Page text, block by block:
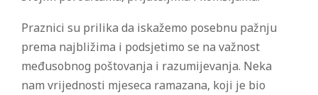
Praznici su prilika da iskažemo posebnu pažnju
prema najbližima i podsjetimo se na važnost
međusobnog poštovanja i razumijevanja. Neka
nam vrijednosti mjeseca ramazana, koji je bio